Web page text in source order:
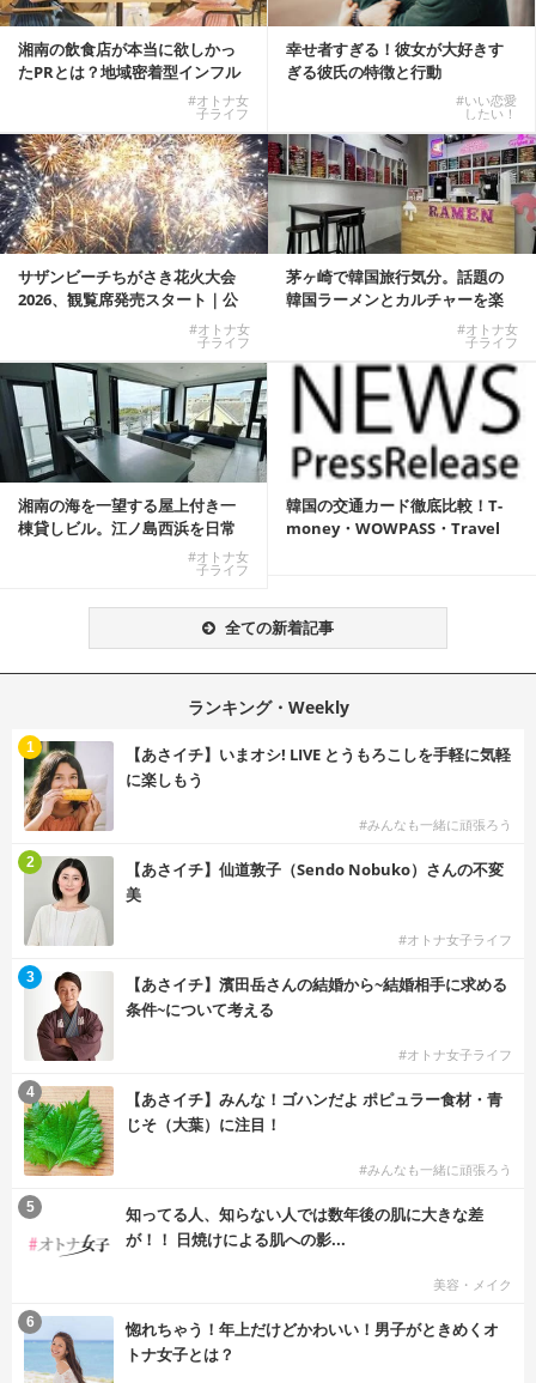
湘南の飲食店が本当に欲しかっ
たPRとは？地域密着型インフル
#オトナ女
子ライフ
幸せ者すぎる！彼女が大好きす
ぎる彼氏の特徴と行動
#いい恋愛
したい！
サザンビーチちがさき花火大会
2026、観覧席発売スタート｜公
#オトナ女
子ライフ
茅ヶ崎で韓国旅行気分。話題の
韓国ラーメンとカルチャーを楽
#オトナ女
子ライフ
湘南の海を一望する屋上付き一
棟貸しビル。江ノ島西浜を日常
#オトナ女
子ライフ
韓国の交通カード徹底比較！T-
money・WOWPASS・Travel
全ての新着記事
ランキング・Weekly
【あさイチ】いまオシ! LIVE とうもろこしを手軽に気軽
に楽しもう
#みんなも一緒に頑張ろう
1
【あさイチ】仙道敦子（Sendo Nobuko）さんの不変
美
#オトナ女子ライフ
2
【あさイチ】濱田岳さんの結婚から~結婚相手に求める
条件~について考える
#オトナ女子ライフ
3
【あさイチ】みんな！ゴハンだよ ポピュラー食材・青
じそ（大葉）に注目！
#みんなも一緒に頑張ろう
4
知ってる人、知らない人では数年後の肌に大きな差
が！！ 日焼けによる肌への影...
美容・メイク
5
惚れちゃう！年上だけどかわいい！男子がときめくオ
トナ女子とは？
6